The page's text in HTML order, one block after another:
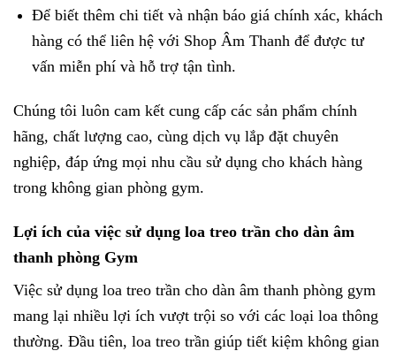
Để biết thêm chi tiết và nhận báo giá chính xác, khách
hàng có thể liên hệ với Shop Âm Thanh để được tư
vấn miễn phí và hỗ trợ tận tình.
Chúng tôi luôn cam kết cung cấp các sản phẩm chính
hãng, chất lượng cao, cùng dịch vụ lắp đặt chuyên
nghiệp, đáp ứng mọi nhu cầu sử dụng cho khách hàng
trong không gian phòng gym.
Lợi ích của việc sử dụng loa treo trần cho dàn âm
thanh phòng Gym
Việc sử dụng loa treo trần cho dàn âm thanh phòng gym
mang lại nhiều lợi ích vượt trội so với các loại loa thông
thường. Đầu tiên, loa treo trần giúp tiết kiệm không gian